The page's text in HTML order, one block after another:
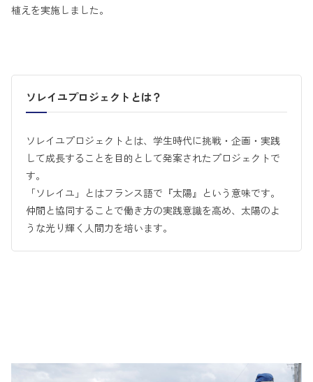
植えを実施しました。
ソレイユプロジェクトとは？
ソレイユプロジェクトとは、学生時代に挑戦・企画・実践
して成長することを目的として発案されたプロジェクトで
す。
「ソレイユ」とはフランス語で『太陽』という意味です。
仲間と協同することで働き方の実践意識を高め、太陽のよ
うな光り輝く人間力を培います。